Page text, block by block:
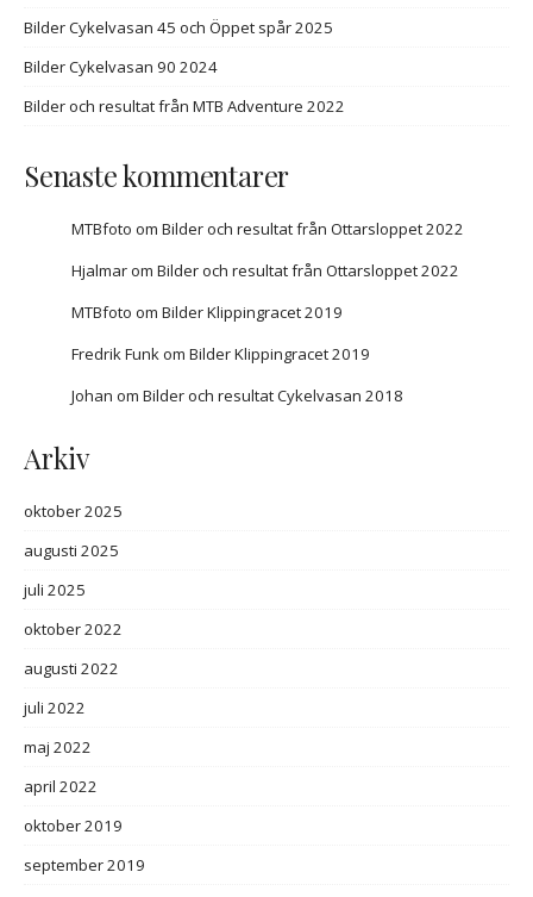
Bilder Cykelvasan 45 och Öppet spår 2025
Bilder Cykelvasan 90 2024
Bilder och resultat från MTB Adventure 2022
Senaste kommentarer
MTBfoto om Bilder och resultat från Ottarsloppet 2022
Hjalmarom Bilder och resultat från Ottarsloppet 2022
MTBfoto om Bilder Klippingracet 2019
Fredrik Funkom Bilder Klippingracet 2019
Johan om Bilder och resultat Cykelvasan 2018
Arkiv
oktober 2025
augusti 2025
juli 2025
oktober 2022
augusti 2022
juli 2022
maj 2022
april 2022
oktober 2019
september 2019